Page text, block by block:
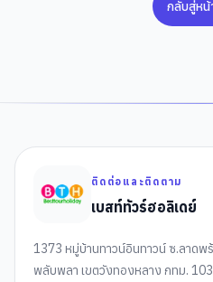
กลับสู่หน้
ติดต่อและติดตาม
เบสท์ทัวร์ฮอลิเดย์
1373 หมู่บ้านทาวน์อินทาวน์ ซ.ลาด
พลับพลา เขตวังทองหลาง กทม.